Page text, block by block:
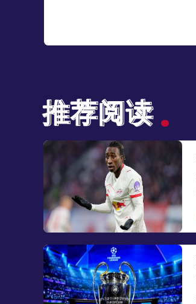
推荐阅读
推荐阅读